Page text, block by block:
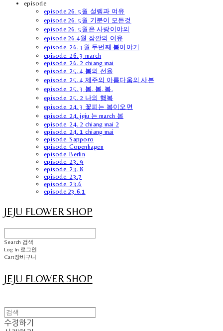
episode
episode.26. 5월 설렘과 여유
episode.26. 5월 기분이 모든것
episode.26. 5월은 사랑이야의
episode.26.4월 잠깐의 여유
episode. 26. 3월 두번째 봄이야기
episode. 26. 3 march
episode. 26. 2 chiang mai
episode. 25. 4 봄의 선율
episode. 25. 4 제주의 아름다움의 사본
episode. 25. 3 봄. 봄. 봄.
episode. 25. 2 나의 행복
episode. 24. 3 꽃피는 봄이오면
episode. 24. jeju 는 march 봄
episode. 24. 2 chiang mai 2
episode. 24. 1 chiang mai
episode. Sapporo
episode. Copenhagen
episode. Berlin
episode. 23. 9
episode. 23. 8
episode. 23.7
episode. 23.6
episode.23.6.1
JEJU FLOWER SHOP
Search 검색
Log In 로그인
Cart장바구니
JEJU FLOWER SHOP
수정하기